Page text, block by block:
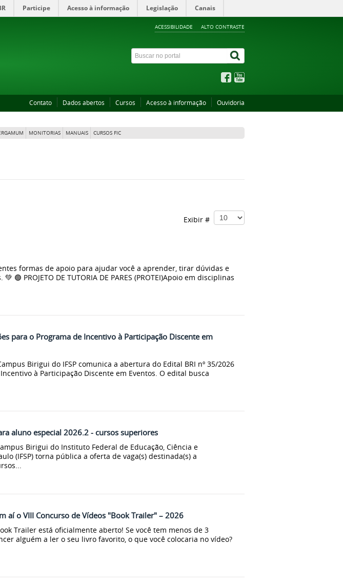
Participe Acesso à informação Legislação Canais
ACESSIBILIDADE ALTO CONTRASTE
Contato Dados abertos Cursos Acesso à informação Ouvidoria
MONITORIAS MANUAIS CURSOS FIC
Exibir #
formas de apoio para ajudar você a aprender, tirar dúvidas e
🟢 PROJETO DE TUTORIA DE PARES (PROTEI)Apoio em disciplinas
para o Programa de Incentivo à Participação Discente em
Birigui do IFSP comunica a abertura do Edital BRI nº 35/2026
à Participação Discente em Eventos. O edital busca
aluno especial 2026.2 - cursos superiores
Birigui do Instituto Federal de Educação, Ciência e
(IFSP) torna pública a oferta de vaga(s) destinada(s) a
aí o VIII Concurso de Vídeos "Book Trailer" – 2026
Trailer está oficialmente aberto! Se você tem menos de 3
alguém a ler o seu livro favorito, o que você colocaria no vídeo?